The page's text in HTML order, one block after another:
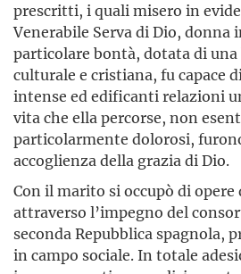
prescritti, i quali misero in
Venerabile Serva di Dio, donna
particolare bontà, dotata di
culturale e cristiana, fu capace
intense ed edificanti relazioni
vita che ella percorse, non
particolarmente dolorosi,
accoglienza della grazia di Dio.
Con il marito si occupò di opere
attraverso l’impegno del
seconda Repubblica spagnola,
in campo sociale. In totale